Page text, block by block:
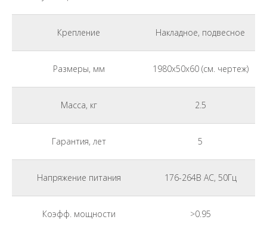
Крепление Накладное, подвесное
Размеры, мм 1980х50х60 (см. чертеж)
Масса, кг 2.5
Гарантия, лет 5
Напряжение питания 176-264В АС, 50Гц
Коэфф. мощности >0.95